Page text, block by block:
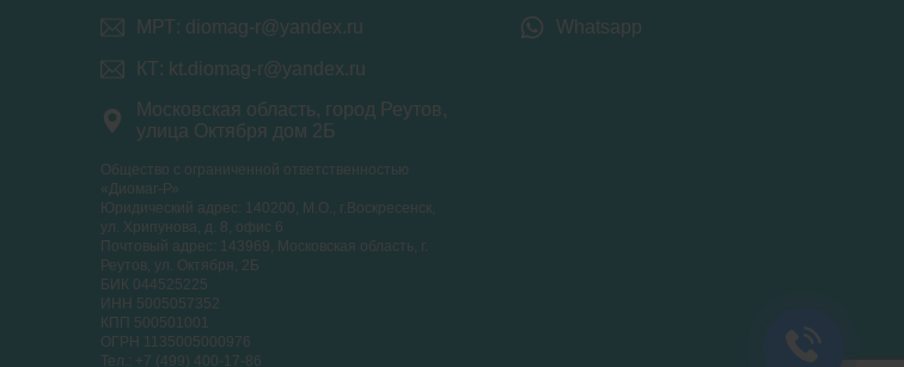
МРТ: diomag-r@yandex.ru
КТ: kt.diomag-r@yandex.ru
Московская область, город Реутов,
улица Октября дом 2Б
Общество с ограниченной ответственностью
«Диомаг-Р»
Юридический адрес: 140200, М.О., г.Воскресенск,
ул. Хрипунова, д. 8, офис 6
Почтовый адрес: 143969, Московская область, г.
Реутов, ул. Октября, 2Б
БИК 044525225
ИНН 5005057352
КПП 500501001
ОГРН 1135005000976
Тел.: +7 (499) 400-17-86
Whatsapp